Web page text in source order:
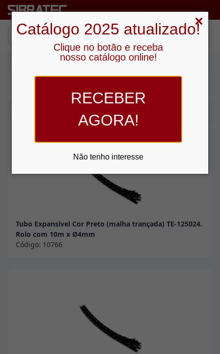
Catálogo 2025 atualizado!
Clique no botão e receba
nosso catálogo online!
RECEBER
AGORA!
Não tenho interesse
Tubo Expansível Cor Preto (malha trançada) TE-125024.
Rolo com 10m x Ø4mm
Código: 10766